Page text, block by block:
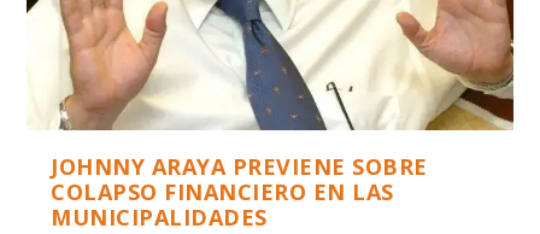
JOHNNY ARAYA PREVIENE SOBRE
COLAPSO FINANCIERO EN LAS
MUNICIPALIDADES